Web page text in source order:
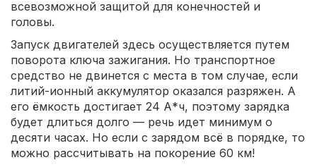
всевозможной защитой для конечностей и
головы.
Запуск двигателей здесь осуществляется путем
поворота ключа зажигания. Но транспортное
средство не двинется с места в том случае, если
литий-ионный аккумулятор оказался разряжен. А
его ёмкость достигает 24 А*ч, поэтому зарядка
будет длиться долго — речь идет минимум о
десяти часах. Но если с зарядом всё в порядке, то
можно рассчитывать на покорение 60 км!